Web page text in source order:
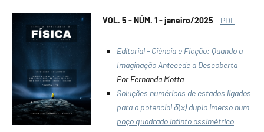
VOL. 5 - NÚM. 1 - janeiro/2025 - PDF
Editorial - Ciência e Ficção: Quando a
Imaginação Antecede a Descoberta
Por Fernanda Motta
Soluções numéricas de estados ligados
para o potencial δ(x) duplo imerso num
poço quadrado infinto assimétrico